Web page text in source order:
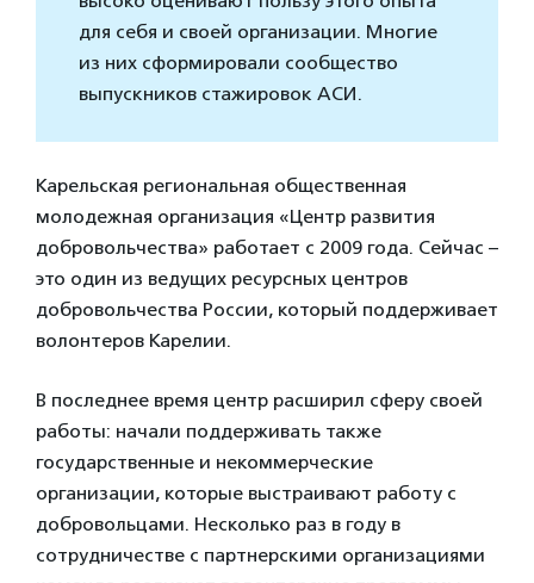
для себя и своей организации. Многие
из них сформировали сообщество
выпускников стажировок АСИ.
Карельская региональная общественная
молодежная организация «Центр развития
добровольчества» работает с 2009 года. Сейчас –
это один из ведущих ресурсных центров
добровольчества России, который поддерживает
волонтеров Карелии.
В последнее время центр расширил сферу своей
работы: начали поддерживать также
государственные и некоммерческие
организации, которые выстраивают работу с
добровольцами. Несколько раз в году в
сотрудничестве с партнерскими организациями